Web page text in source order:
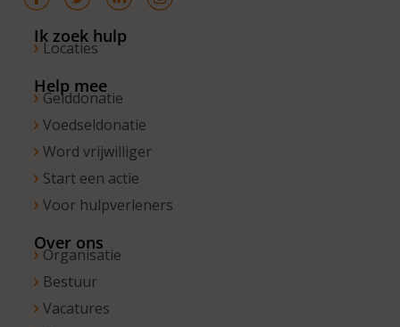
zijn wij
bereikbaar
van 10.00 –
Ik zoek hulp
Locaties
Help mee
Gelddonatie
Voedseldonatie
Word vrijwilliger
Start een actie
Voor hulpverleners
Over ons
Organisatie
Bestuur
Vacatures